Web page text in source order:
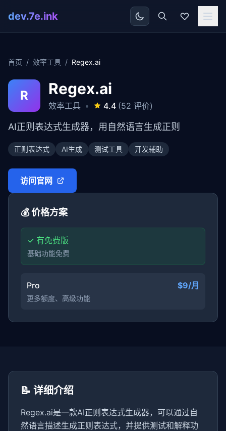
dev.7e.ink
首页 / 效率工具 / Regex.ai
R Regex.ai
效率工具 • 4.4 (52 评价)
AI正则表达式生成器，用自然语言生成正则
正则表达式 AI生成 测试工具 开发辅助
访问官网
💰 价格方案
✓ 有免费版
基础功能免费
Pro $9/月
更多额度、高级功能
📝 详细介绍
Regex.ai是一款AI正则表达式生成器，可以通过自
然语言描述生成正则表达式，并提供测试和解释功